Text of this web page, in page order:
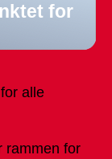
for
alle
rammen for